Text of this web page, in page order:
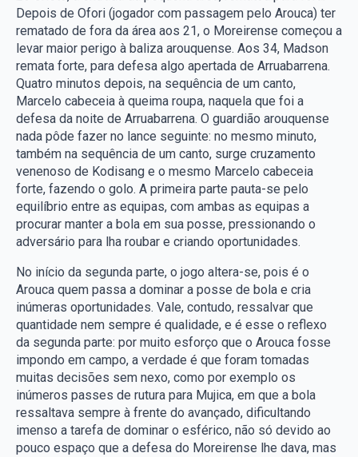
Depois de Ofori (jogador com passagem pelo Arouca) ter
rematado de fora da área aos 21, o Moreirense começou a
levar maior perigo à baliza arouquense. Aos 34, Madson
remata forte, para defesa algo apertada de Arruabarrena.
Quatro minutos depois, na sequência de um canto,
Marcelo cabeceia à queima roupa, naquela que foi a
defesa da noite de Arruabarrena. O guardião arouquense
nada pôde fazer no lance seguinte: no mesmo minuto,
também na sequência de um canto, surge cruzamento
venenoso de Kodisang e o mesmo Marcelo cabeceia
forte, fazendo o golo. A primeira parte pauta-se pelo
equilíbrio entre as equipas, com ambas as equipas a
procurar manter a bola em sua posse, pressionando o
adversário para lha roubar e criando oportunidades.
No início da segunda parte, o jogo altera-se, pois é o
Arouca quem passa a dominar a posse de bola e cria
inúmeras oportunidades. Vale, contudo, ressalvar que
quantidade nem sempre é qualidade, e é esse o reflexo
da segunda parte: por muito esforço que o Arouca fosse
impondo em campo, a verdade é que foram tomadas
muitas decisões sem nexo, como por exemplo os
inúmeros passes de rutura para Mujica, em que a bola
ressaltava sempre à frente do avançado, dificultando
imenso a tarefa de dominar o esférico, não só devido ao
pouco espaço que a defesa do Moreirense lhe dava, mas